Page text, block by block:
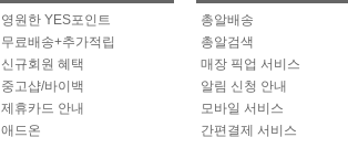
영원한 YES포인트
무료배송+추가적립
신규회원 혜택
중고샵/바이백
제휴카드 안내
애드온
총알배송
총알검색
매장 픽업 서비스
알림 신청 안내
모바일 서비스
간편결제 서비스